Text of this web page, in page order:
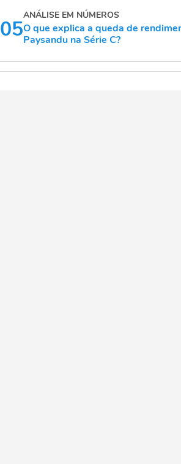
05
ANÁLISE EM NÚMEROS
O que explica a queda de
Paysandu na Série C?